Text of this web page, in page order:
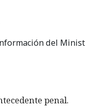
del
penal.